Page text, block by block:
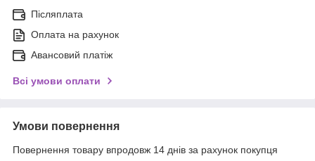
Післяплата
Оплата на рахунок
Авансовий платіж
Всі умови оплати
Умови повернення
Повернення товару впродовж 14 днів за рахунок покупця